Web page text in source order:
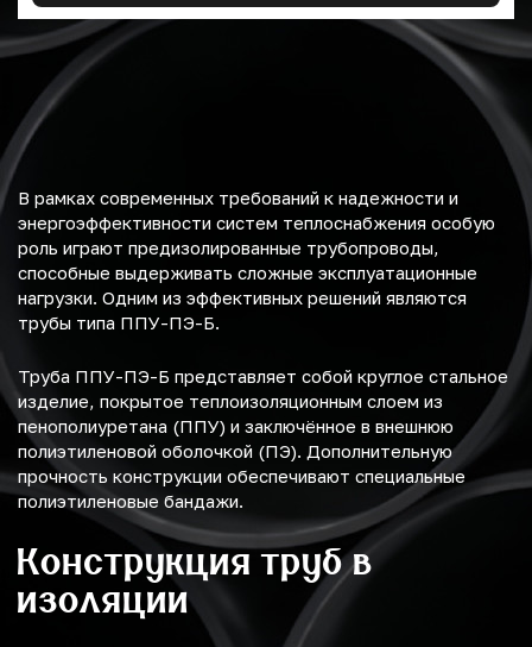
В рамках современных требований к надежности и
энергоэффективности систем теплоснабжения особую
роль играют предизолированные трубопроводы,
способные выдерживать сложные эксплуатационные
нагрузки. Одним из эффективных решений являются
трубы типа ППУ-ПЭ-Б.
Труба ППУ-ПЭ-Б представляет собой круглое стальное
изделие, покрытое теплоизоляционным слоем из
пенополиуретана (ППУ) и заключённое в внешнюю
полиэтиленовой оболочкой (ПЭ). Дополнительную
прочность конструкции обеспечивают специальные
полиэтиленовые бандажи.
Конструкция труб в
изоляции